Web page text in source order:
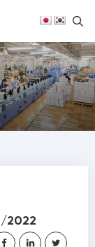
2022